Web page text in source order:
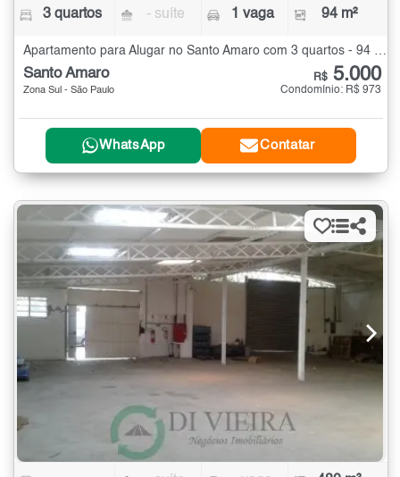
3 quartos - suíte 1 vaga 94 m²
Santo Amaro
Zona Sul - São Paulo
R$ 5.000
Condomínio: R$ 973
WhatsApp Contatar